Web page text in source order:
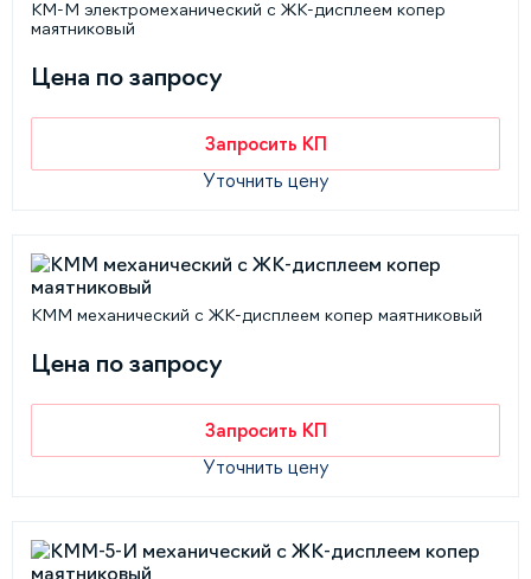
КМ-М электромеханический с ЖК-дисплеем копер
маятниковый
Цена по запросу
Запросить КП
Уточнить цену
КММ механический с ЖК-дисплеем копер маятниковый
Цена по запросу
Запросить КП
Уточнить цену